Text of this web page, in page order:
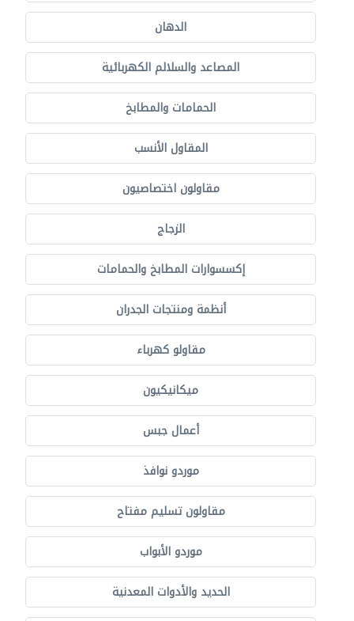
الدهان
المصاعد والسلالم الكهربائية
الحمامات والمطابخ
المقاول الأنسب
مقاولون اختصاصيون
الزجاج
إكسسوارات المطابخ والحمامات
أنظمة ومنتجات الجدران
مقاولو كهرباء
ميكانيكيون
أعمال جبس
موردو نوافذ
مقاولون تسليم مفتاح
موردو الأبواب
الحديد والأدوات المعدنية